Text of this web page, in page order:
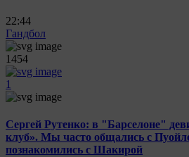
22:44
Гандбол
1454
1
Сергей Рутенко: в "Барселоне"
клуб». Мы часто общались с
познакомились с Шакирой